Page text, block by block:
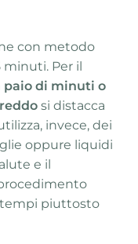
con metodo
minuti. Per il
paio di minuti o
si distacca
invece, dei
oppure liquidi
e il
tempi piuttosto